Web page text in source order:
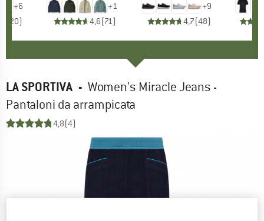
+6
20)
+1
4,6(71)
+9
4,7(48)
LA SPORTIVA - Women's Miracle Jeans -
Pantaloni da arrampicata
4,8(4)